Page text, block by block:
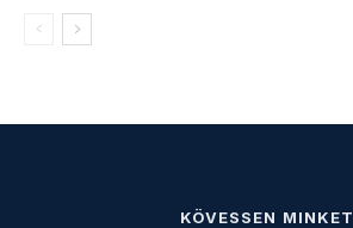
KÖVESSEN MINKET